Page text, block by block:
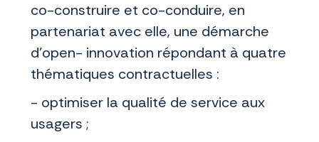
co-construire et co-conduire, en
partenariat avec elle, une démarche
d’open- innovation répondant à quatre
thématiques contractuelles :
- optimiser la qualité de service aux
usagers ;